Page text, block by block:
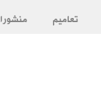
تعاميم